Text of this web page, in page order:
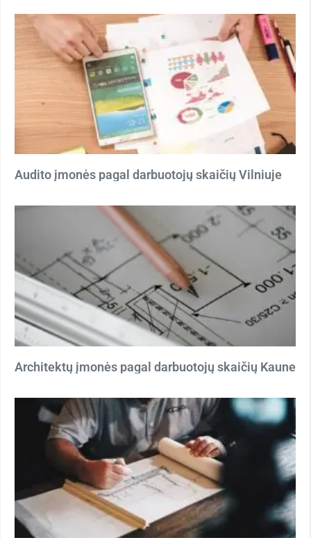
Audito įmonės pagal darbuotojų skaičių Vilniuje
Architektų įmonės pagal darbuotojų skaičių Kaune